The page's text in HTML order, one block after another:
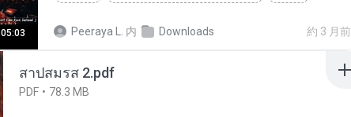
05:03 Peeraya L. 内 Downloads 約 3 月前
สาปสมรส 2.pdf
PDF 78.3 MB